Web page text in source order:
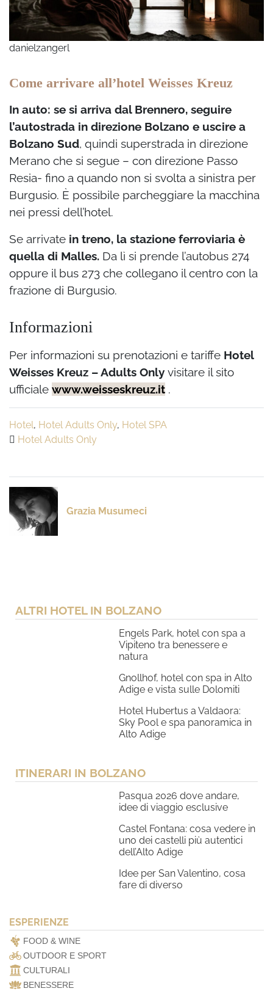
danielzangerl
Come arrivare all’hotel Weisses Kreuz
In auto: se si arriva dal Brennero, seguire
l’autostrada in direzione Bolzano e uscire a
Bolzano Sud, quindi superstrada in direzione
Merano che si segue – con direzione Passo
Resia- fino a quando non si svolta a sinistra per
Burgusio. È possibile parcheggiare la macchina
nei pressi dell’hotel.
Se arrivate in treno, la stazione ferroviaria è
quella di Malles. Da lì si prende l’autobus 274
oppure il bus 273 che collegano il centro con la
frazione di Burgusio.
Informazioni
Per informazioni su prenotazioni e tariffe Hotel
Weisses Kreuz – Adults Only visitare il sito
ufficiale www.weisseskreuz.it .
Hotel, Hotel Adults Only, Hotel SPA
Hotel Adults Only
Grazia Musumeci
ALTRI HOTEL IN BOLZANO
Engels Park, hotel con spa a
Vipiteno tra benessere e
natura
Gnollhof, hotel con spa in Alto
Adige e vista sulle Dolomiti
Hotel Hubertus a Valdaora:
Sky Pool e spa panoramica in
Alto Adige
ITINERARI IN BOLZANO
Pasqua 2026 dove andare,
idee di viaggio esclusive
Castel Fontana: cosa vedere in
uno dei castelli più autentici
dell’Alto Adige
Idee per San Valentino, cosa
fare di diverso
ESPERIENZE
FOOD & WINE
OUTDOOR E SPORT
CULTURALI
BENESSERE